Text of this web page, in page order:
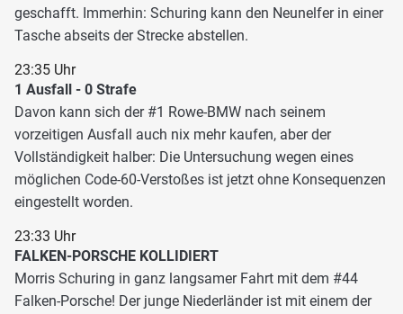
geschafft. Immerhin: Schuring kann den Neunelfer in einer
Tasche abseits der Strecke abstellen.
23:35 Uhr
1 Ausfall - 0 Strafe
Davon kann sich der #1 Rowe-BMW nach seinem
vorzeitigen Ausfall auch nix mehr kaufen, aber der
Vollständigkeit halber: Die Untersuchung wegen eines
möglichen Code-60-Verstoßes ist jetzt ohne Konsequenzen
eingestellt worden.
23:33 Uhr
FALKEN-PORSCHE KOLLIDIERT
Morris Schuring in ganz langsamer Fahrt mit dem #44
Falken-Porsche! Der junge Niederländer ist mit einem der